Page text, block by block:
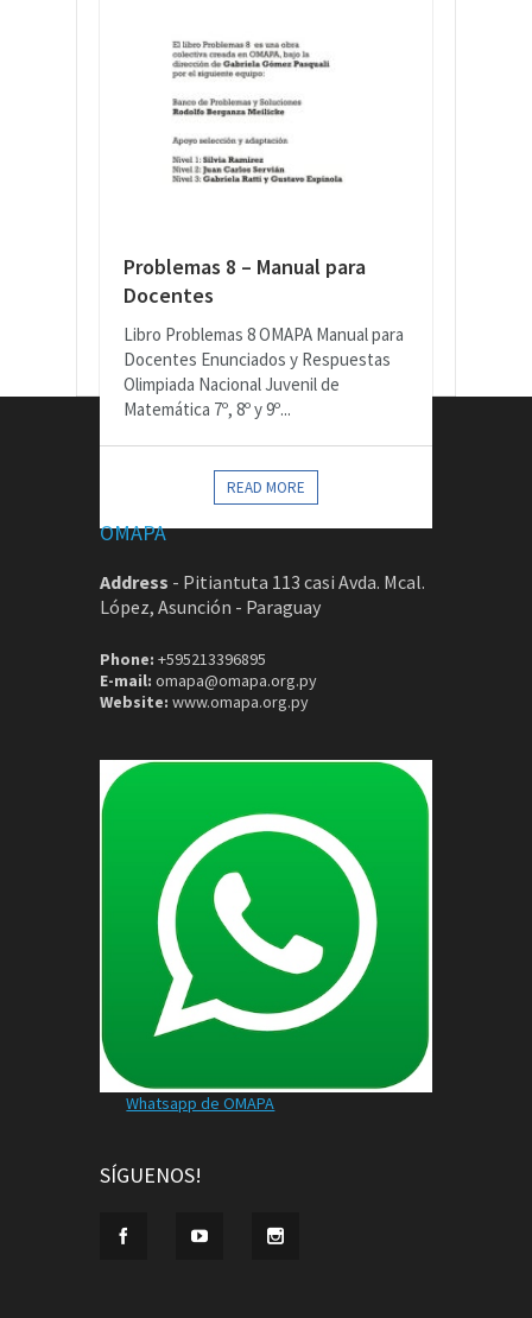
Problemas 8 – Manual para
Docentes
Libro Problemas 8 OMAPA Manual para
Docentes Enunciados y Respuestas
Olimpiada Nacional Juvenil de
Matemática 7º, 8º y 9º...
READ MORE
OMAPA
Address - Pitiantuta 113 casi Avda. Mcal.
López, Asunción - Paraguay
Phone: +595213396895
E-mail: omapa@omapa.org.py
Website: www.omapa.org.py
Whatsapp de OMAPA
SÍGUENOS!